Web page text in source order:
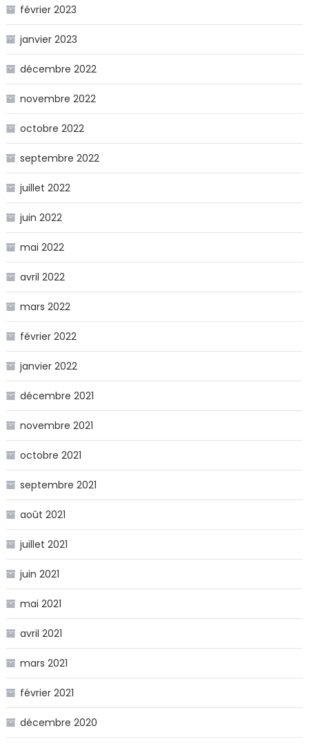
février 2023
janvier 2023
décembre 2022
novembre 2022
octobre 2022
septembre 2022
juillet 2022
juin 2022
mai 2022
avril 2022
mars 2022
février 2022
janvier 2022
décembre 2021
novembre 2021
octobre 2021
septembre 2021
août 2021
juillet 2021
juin 2021
mai 2021
avril 2021
mars 2021
février 2021
décembre 2020